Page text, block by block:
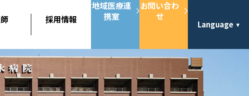
採用情報
地域医療連
携室
お問い合わ
せ
Language